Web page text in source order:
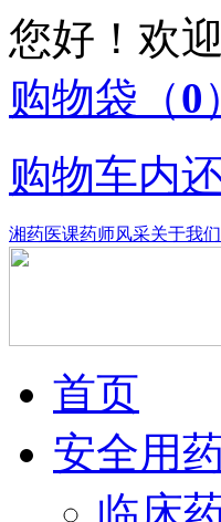
您好！欢
购物袋 （0
购物车内
湘药医课药师风采关于我们
首页
安全用